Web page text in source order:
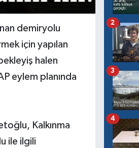
demiryolu
için yapılan
halen
eylem planında
Kalkınma
ile ilgili
2
3
4